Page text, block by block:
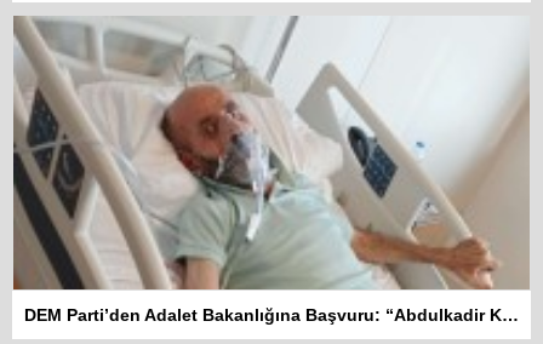
DEM Parti’den Adalet Bakanlığına Başvuru: “Abdulkadir Kuday tahliye edilsin”